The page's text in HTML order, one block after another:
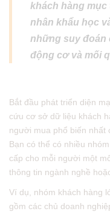
khách hàng mục
nhân khẩu học
những suy đoán
động cơ và mối
Bắt đầu phát triển diện
cứu cơ sở dữ liệu khách
người mua phổ biến nhất
Bạn có thể có nhiều
cấp cho mỗi người một
thông tin ngành nghề
Ví dụ, nhóm khách hàng
gồm các chủ doanh